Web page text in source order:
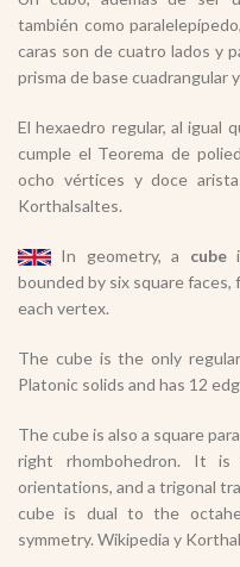
también como
caras son de cuatro lados y
prisma de base cuadrangular
El hexaedro regular, al igual
cumple el Teorema de
ocho vértices y doce
Korthalsaltes.
In geometry, a cube
bounded by six square
each vertex.
The cube is the only
Platonic solids and has 12
The cube is also a square
right rhombohedron. It
orientations, and a trigonal
cube is dual to the
symmetry. Wikipedia y